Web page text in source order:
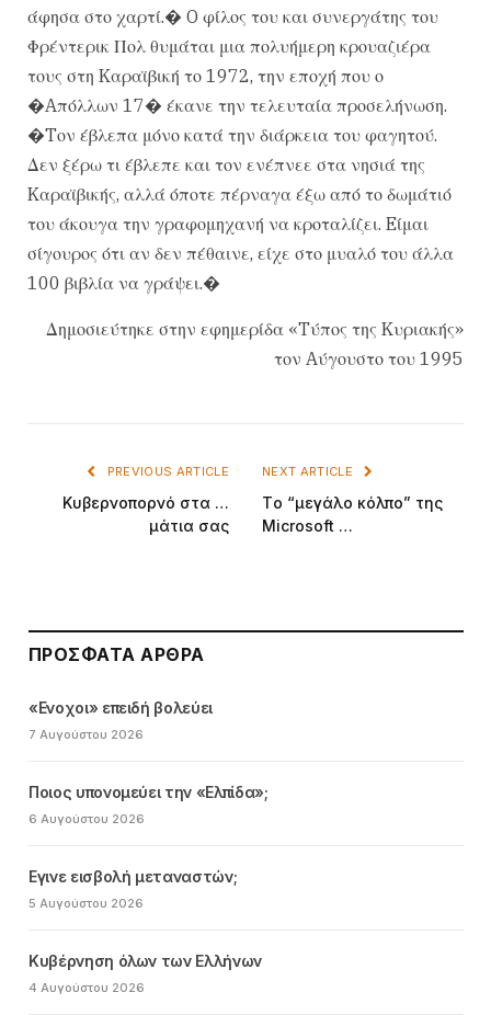
άφησα στο χαρτί.� O φίλος του και συνεργάτης του
Φρέντερικ Πολ θυμάται μια πολυήμερη κρουαζιέρα
τους στη Kαραϊβική το 1972, την εποχή που ο
�Aπόλλων 17� έκανε την τελευταία προσελήνωση.
�Tον έβλεπα μόνο κατά την διάρκεια του φαγητού.
Δεν ξέρω τι έβλεπε και τον ενέπνεε στα νησιά της
Kαραϊβικής, αλλά όποτε πέρναγα έξω από το δωμάτιό
του άκουγα την γραφομηχανή να κροταλίζει. Eίμαι
σίγουρος ότι αν δεν πέθαινε, είχε στο μυαλό του άλλα
100 βιβλία να γράψει.�
Δημοσιεύτηκε στην εφημερίδα «Tύπος της Kυριακής»
τον Aύγουστο του 1995
PREVIOUS ARTICLE
Kυβερνοπορνό στα …
μάτια σας
NEXT ARTICLE
Tο “μεγάλο κόλπο” της
Microsoft …
ΠΡΌΣΦΑΤΑ ΆΡΘΡΑ
«Ενοχοι» επειδή βολεύει
7 Αυγούστου 2026
Ποιος υπονομεύει την «Ελπίδα»;
6 Αυγούστου 2026
Εγινε εισβολή μεταναστών;
5 Αυγούστου 2026
Κυβέρνηση όλων των Ελλήνων
4 Αυγούστου 2026